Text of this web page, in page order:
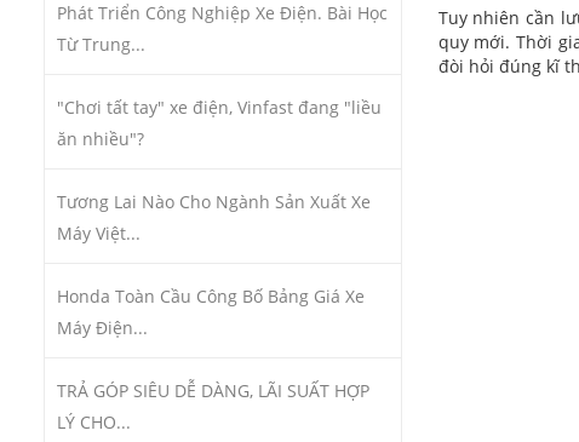
Phát Triển Công Nghiệp Xe Điện. Bài Học
Từ Trung...
"Chơi tất tay" xe điện, Vinfast đang "liều
ăn nhiều"?
Tương Lai Nào Cho Ngành Sản Xuất Xe
Máy Việt...
Honda Toàn Cầu Công Bố Bảng Giá Xe
Máy Điện...
TRẢ GÓP SIÊU DỄ DÀNG, LÃI SUẤT HỢP
LÝ CHO...
Tuy nhiên cần
quy mới. Thời
đòi hỏi đúng kĩ